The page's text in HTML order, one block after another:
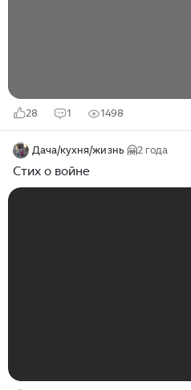
28 1 1498
Дача/кухня/жизнь 🤗2 года
Стих о войне